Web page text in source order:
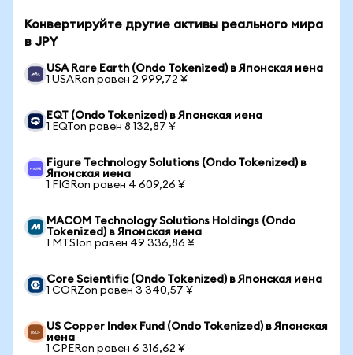
Конвертируйте другие активы реального мира
в JPY
USA Rare Earth (Ondo Tokenized) в Японская иена
1 USARon равен 2 999,72 ¥
EQT (Ondo Tokenized) в Японская иена
1 EQTon равен 8 132,87 ¥
Figure Technology Solutions (Ondo Tokenized) в
Японская иена
1 FIGRon равен 4 609,26 ¥
MACOM Technology Solutions Holdings (Ondo
Tokenized) в Японская иена
1 MTSIon равен 49 336,86 ¥
Core Scientific (Ondo Tokenized) в Японская иена
1 CORZon равен 3 340,57 ¥
US Copper Index Fund (Ondo Tokenized) в Японская
иена
1 CPERon равен 6 316,62 ¥